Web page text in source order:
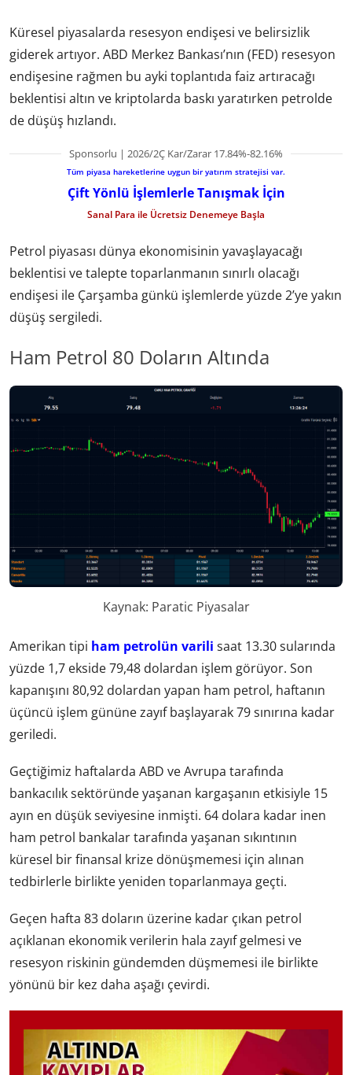
Küresel piyasalarda resesyon endişesi ve belirsizlik
giderek artıyor. ABD Merkez Bankası’nın (FED) resesyon
endişesine rağmen bu ayki toplantıda faiz artıracağı
beklentisi altın ve kriptolarda baskı yaratırken petrolde
de düşüş hızlandı.
Sponsorlu | 2026/2Ç Kar/Zarar 17.84%-82.16%
Tüm piyasa hareketlerine uygun bir yatırım stratejisi var.
Çift Yönlü İşlemlerle Tanışmak İçin
Sanal Para ile Ücretsiz Denemeye Başla
Petrol piyasası dünya ekonomisinin yavaşlayacağı
beklentisi ve talepte toparlanmanın sınırlı olacağı
endişesi ile Çarşamba günkü işlemlerde yüzde 2’ye yakın
düşüş sergiledi.
Ham Petrol 80 Doların Altında
Kaynak: Paratic Piyasalar
Amerikan tipi ham petrolün varili saat 13.30 sularında
yüzde 1,7 ekside 79,48 dolardan işlem görüyor. Son
kapanışını 80,92 dolardan yapan ham petrol, haftanın
üçüncü işlem gününe zayıf başlayarak 79 sınırına kadar
geriledi.
Geçtiğimiz haftalarda ABD ve Avrupa tarafında
bankacılık sektöründe yaşanan kargaşanın etkisiyle 15
ayın en düşük seviyesine inmişti. 64 dolara kadar inen
ham petrol bankalar tarafında yaşanan sıkıntının
küresel bir finansal krize dönüşmemesi için alınan
tedbirlerle birlikte yeniden toparlanmaya geçti.
Geçen hafta 83 doların üzerine kadar çıkan petrol
açıklanan ekonomik verilerin hala zayıf gelmesi ve
resesyon riskinin gündemden düşmemesi ile birlikte
yönünü bir kez daha aşağı çevirdi.